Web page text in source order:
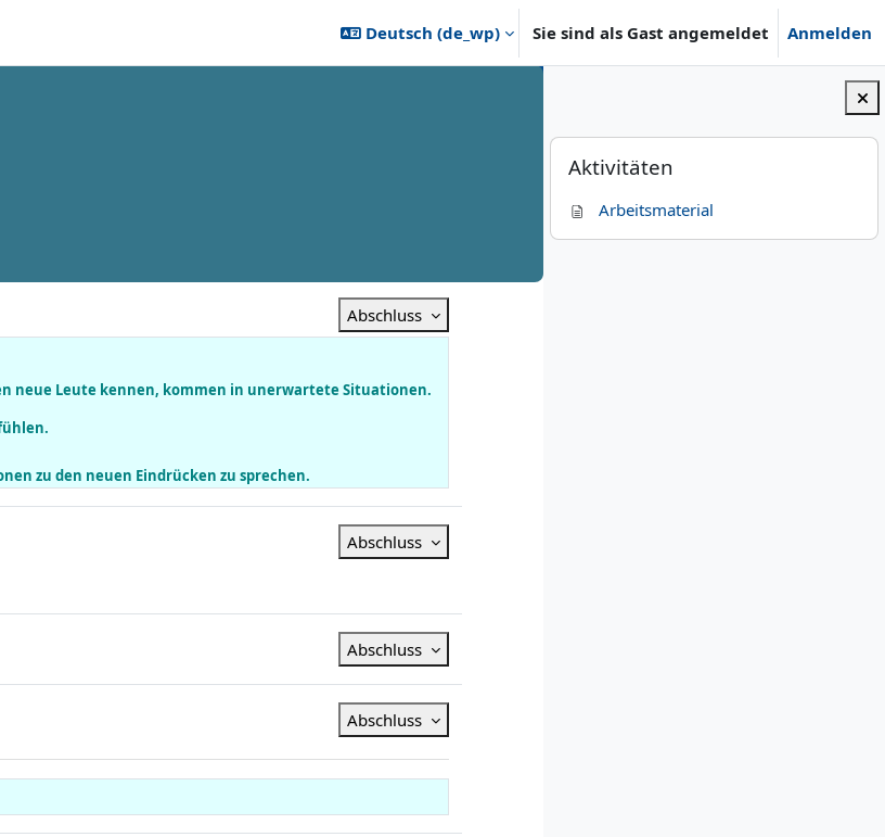
Deutsch ‎(de_wp)‎ Sie sind als Gast angemeldet Anmelden
Blöcke
Aktivitäten überspringen
Aktivitäten
Arbeitsmaterial
Abschluss
neue Leute kennen, kommen in unerwartete Situationen.
zu den neuen Eindrücken zu sprechen.
Abschluss
Abschluss
Abschluss